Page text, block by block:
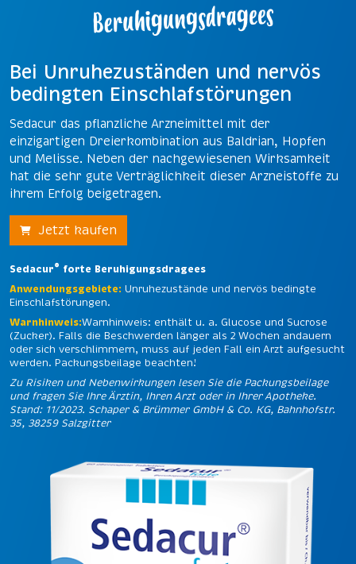
Bei Unruhezuständen und nervös
bedingten Einschlafstörungen
Sedacur das pflanzliche Arzneimittel mit der
einzigartigen Dreierkombination aus Baldrian, Hopfen
und Melisse. Neben der nachgewiesenen Wirksamkeit
hat die sehr gute Verträglichkeit dieser Arzneistoffe zu
ihrem Erfolg beigetragen.
Jetzt kaufen
Sedacur® forte Beruhigungsdragees
Anwendungsgebiete: Unruhezustände und nervös bedingte
Einschlafstörungen.
Warnhinweis:Warnhinweis: enthält u. a. Glucose und Sucrose
(Zucker). Falls die Beschwerden länger als 2 Wochen andauern
oder sich verschlimmern, muss auf jeden Fall ein Arzt aufgesucht
werden. Packungsbeilage beachten!
Zu Risiken und Nebenwirkungen lesen Sie die Packungsbeilage
und fragen Sie Ihre Ärztin, Ihren Arzt oder in Ihrer Apotheke.
Stand: 11/2023. Schaper & Brümmer GmbH & Co. KG, Bahnhofstr.
35, 38259 Salzgitter